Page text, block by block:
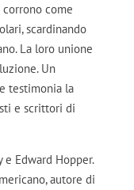
come
scardinando
La loro unione
Un
testimonia la
e scrittori di
Edward Hopper.
autore di